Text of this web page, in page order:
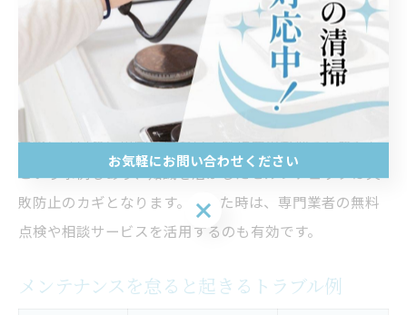
ン近くに設置されている場合は、通常よりも短いサイク
ルで掃除や点検が必要です。知識を持っていれば、エア
コン室外機のメンテナンスやガスの点検など、見落とし
がちな部分にも目が届きます。
実際に「早めに異常に気づいて修理費用が抑えられた」
という事例もあり、知識を活かしたセルフチェックは失
敗防止のカギとなります。迷った時は、専門業者の無料
点検や相談サービスを活用するのも有効です。
メンテナンスを怠ると起きるトラブル例
お気軽にお問い合わせください
お気軽にお問い合わせください